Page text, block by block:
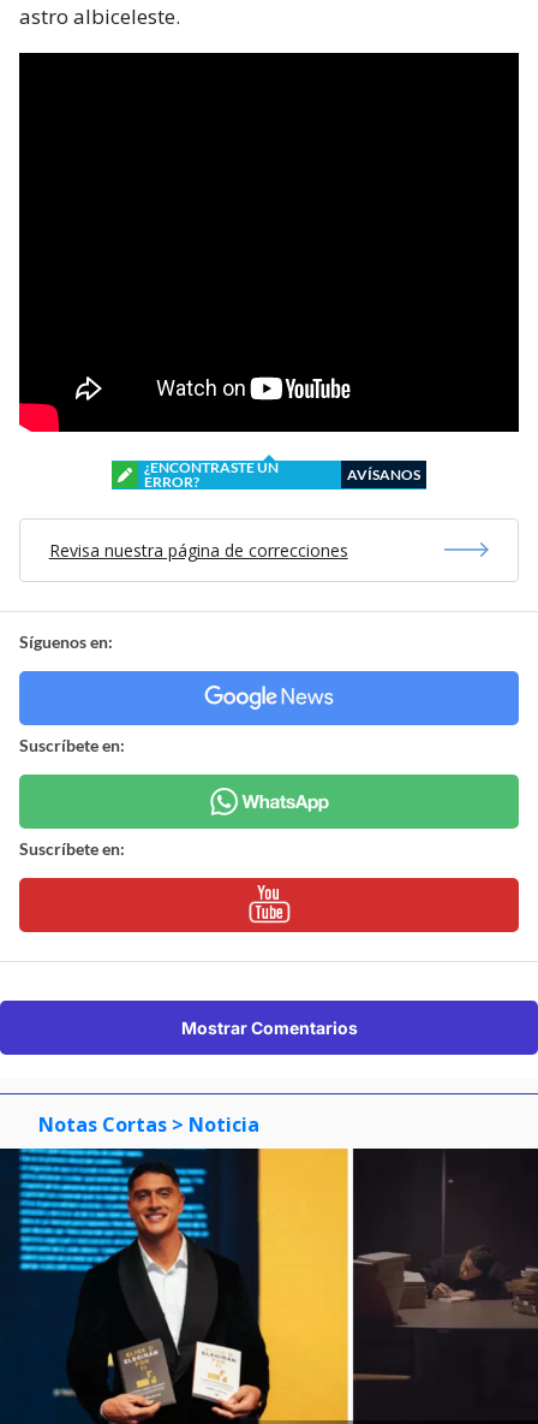
astro albiceleste.
¿ENCONTRASTE UN
ERROR?
AVÍSANOS
Revisa nuestra página de correcciones
Síguenos en:
Suscríbete en:
Suscríbete en:
Mostrar Comentarios
Notas Cortas > Noticia